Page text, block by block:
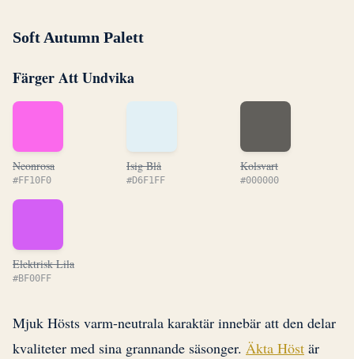
Soft Autumn Palett
Färger Att Undvika
Neonrosa
#FF10F0
Isig Blå
#D6F1FF
Kolsvart
#000000
Elektrisk Lila
#BF00FF
Mjuk Hösts varm-neutrala karaktär innebär att den delar
kvaliteter med sina grannande säsonger. Äkta Höst är